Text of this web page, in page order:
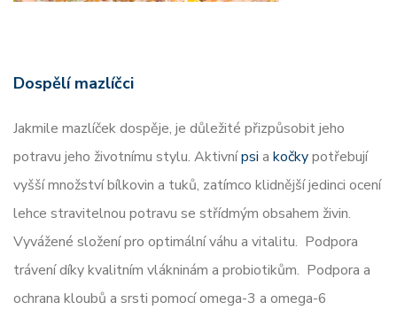
Dospělí mazlíčci
Jakmile mazlíček dospěje, je důležité přizpůsobit jeho
potravu jeho životnímu stylu. Aktivnípsi a kočkypotřebují
vyšší množství bílkovin a tuků, zatímco klidnější jedinci ocení
lehce stravitelnou potravu se střídmým obsahem živin.
Vyvážené složení pro optimální váhu a vitalitu. Podpora
trávení díky kvalitním vlákninám a probiotikům. Podpora a
ochrana kloubů a srsti pomocí omega-3 a omega-6